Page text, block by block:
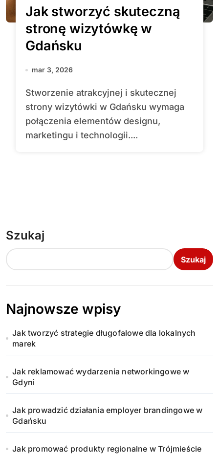
Jak stworzyć skuteczną
stronę wizytówkę w
Gdańsku
mar 3, 2026
Stworzenie atrakcyjnej i skutecznej
strony wizytówki w Gdańsku wymaga
połączenia elementów designu,
marketingu i technologii....
Szukaj
Szukaj
Najnowsze wpisy
Jak tworzyć strategie długofalowe dla lokalnych
marek
Jak reklamować wydarzenia networkingowe w
Gdyni
Jak prowadzić działania employer brandingowe w
Gdańsku
Jak promować produkty regionalne w Trójmieście